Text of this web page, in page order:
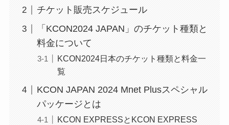
チケット販売スケジュール
「KCON2024 JAPAN」のチケット種類と
料金について
KCON2024日本のチケット種類と料金一
覧
KCON JAPAN 2024 Mnet Plusスペシャル
パッケージとは
KCON EXPRESSとKCON EXPRESS